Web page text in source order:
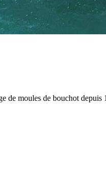
de moules de bouchot